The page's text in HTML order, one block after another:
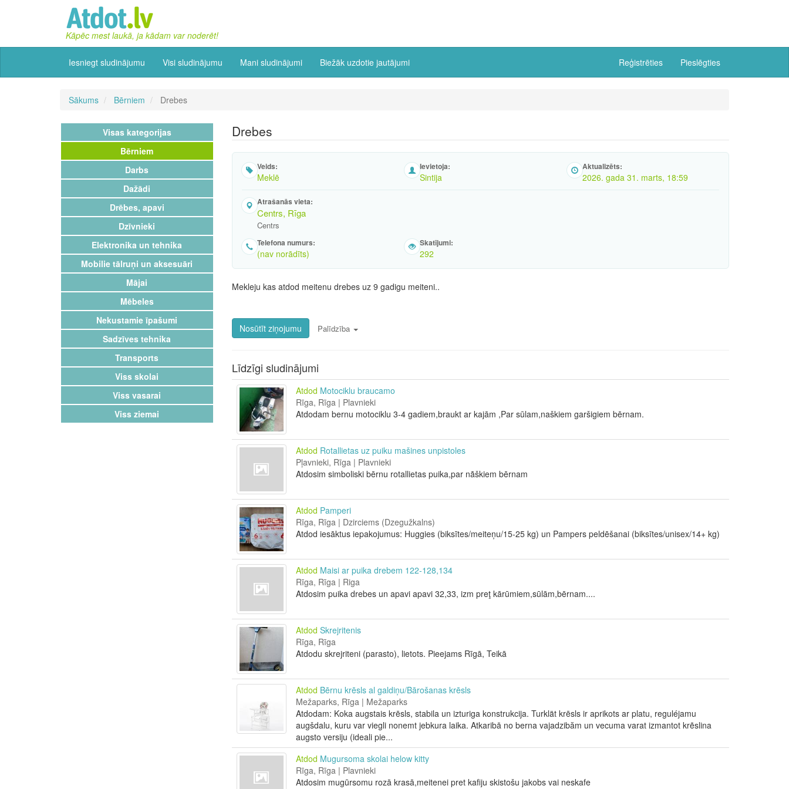
Kāpēc mest laukā, ja kādam var noderēt!
Iesniegt sludinājumu Visi sludinājumu Mani sludinājumi Biežāk uzdotie jautājumi Reģistrēties Pieslēgties
Sākums Bērniem Drebes
Visas kategorijas
Bērniem
Darbs
Dažādi
Drēbes, apavi
Dzīvnieki
Elektronika un tehnika
Mobilie tālruņi un aksesuāri
Mājai
Mēbeles
Nekustamie īpašumi
Sadzīves tehnika
Transports
Viss skolai
Viss vasarai
Viss ziemai
Drebes
Veids:
Meklē
Ievietoja:
Sintija
Aktualizēts:
2026. gada 31. marts, 18:59
Atrašanās vieta:
Centrs, Rīga
Centrs
Telefona numurs:
(nav norādīts)
Skatījumi:
292
Mekleju kas atdod meitenu drebes uz 9 gadigu meiteni..
Nosūtīt ziņojumu Palīdzība
Līdzīgi sludinājumi
Atdod Motociklu braucamo
Rīga, Rīga | Plavnieki
Atdodam bernu motociklu 3-4 gadiem,braukt ar kajām ,Par sūlam,naškiem garšigiem bērnam.
Atdod Rotallietas uz puiku mašines unpistoles
Pļavnieki, Rīga | Plavnieki
Atdosim simboliski bērnu rotallietas puika,par nãškiem bērnam
Atdod Pamperi
Rīga, Rīga | Dzirciems (Dzegužkalns)
Atdod iesāktus iepakojumus: Huggies (biksītes/meiteņu/15-25 kg) un Pampers peldēšanai (biksītes/unisex/14+ kg)
Atdod Maisi ar puika drebem 122-128,134
Rīga, Rīga | Riga
Atdosim puika drebes un apavi apavi 32,33, izm preţ kārūmiem,sūlām,bērnam....
Atdod Skrejritenis
Rīga, Rīga
Atdodu skrejriteni (parasto), lietots. Pieejams Rīgā, Teikā
Atdod Bērnu krēsls al galdiņu/Bārošanas krēsls
Mežaparks, Rīga | Mežaparks
Atdodam: Koka augstais krēsls, stabila un izturiga konstrukcija. Turklät krēsls ir aprikots ar platu, reguléjamu
augšdalu, kuru var viegli nonemt jebkura laika. Atkaribā no berna vajadzibăm un vecuma varat izmantot krẽslina
augsto versiju (ideali pie...
Atdod Mugursoma skolai helow kitty
Rīga, Rīga | Plavnieki
Atdosim mugūrsomu rozā krasā,meitenei pret kafiju skistošu jakobs vai neskafe